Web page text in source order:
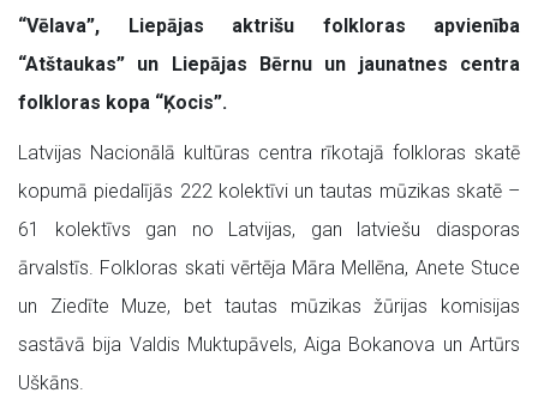
“Vēlava”, Liepājas aktrišu folkloras apvienība
“Atštaukas” un Liepājas Bērnu un jaunatnes centra
folkloras kopa “Ķocis”.
Latvijas Nacionālā kultūras centra rīkotajā folkloras skatē
kopumā piedalījās 222 kolektīvi un tautas mūzikas skatē –
61 kolektīvs gan no Latvijas, gan latviešu diasporas
ārvalstīs. Folkloras skati vērtēja Māra Mellēna, Anete Stuce
un Ziedīte Muze, bet tautas mūzikas žūrijas komisijas
sastāvā bija Valdis Muktupāvels, Aiga Bokanova un Artūrs
Uškāns.